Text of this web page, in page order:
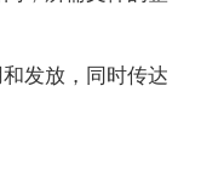
发放，同时传达